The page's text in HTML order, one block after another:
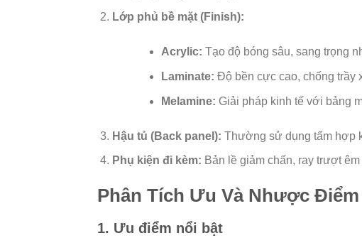
Lớp phủ bề mặt (Finish):
Acrylic: Tạo độ bóng sâu, sang trọng
Laminate: Độ bền cực cao, chống trầy
Melamine: Giải pháp kinh tế với bảng
Hậu tủ (Back panel): Thường sử dụng tấm hợp
Phụ kiện đi kèm: Bản lề giảm chấn, ray trượt
Phân Tích Ưu Và Nhược Điểm
1. Ưu điểm nổi bật